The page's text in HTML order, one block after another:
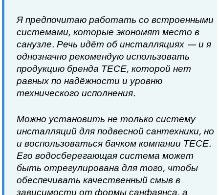
Я предпочитаю работать со встроенными
системами, которые экономят место в
санузле. Речь идёт об инсталляциях — и я
однозначно рекомендую использовать
продукцию бренда ТЕСЕ, которой нет
равных по надёжности и уровню
технического исполнения.
Можно установить не только систему
инсталляций для подвесной сантехники, но
и воспользоваться бачком компании ТЕСЕ.
Его водосберегающая система может
быть отрегулирована для того, чтобы
обеспечивать качественный смыв в
зависимости от формы санфаянса, а